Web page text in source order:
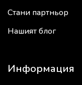
Стани партньор
Нашият блог
Информация